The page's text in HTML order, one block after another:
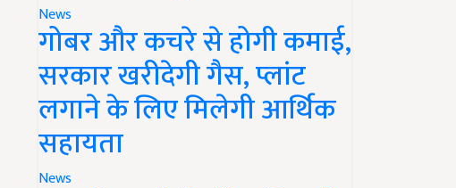
News
गोबर और कचरे से होगी कमाई,
सरकार खरीदेगी गैस, प्लांट
लगाने के लिए मिलेगी आर्थिक
सहायता
News